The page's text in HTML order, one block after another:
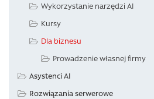
Wykorzystanie narzędzi AI
Kursy
Dla biznesu
Prowadzenie własnej firmy
Asystenci AI
Rozwiązania serwerowe